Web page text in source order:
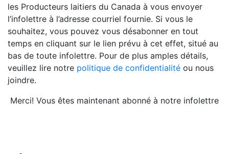
les Producteurs laitiers du Canada à vous envoyer
l’infolettre à l’adresse courriel fournie. Si vous le
souhaitez, vous pouvez vous désabonner en tout
temps en cliquant sur le lien prévu à cet effet, situé au
bas de toute infolettre. Pour de plus amples détails,
veuillez lire notre politique de confidentialité ou nous
joindre.
Merci! Vous êtes maintenant abonné à notre infolettre